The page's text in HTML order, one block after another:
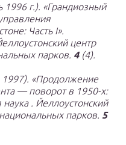
г.). «Грандиозный
Часть I».
центр
парков. 4(4).
«Продолжение
— поворот в 1950-х:
наука. Йеллоустонский
парков. 5